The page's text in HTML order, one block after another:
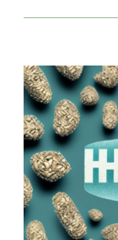
Zeige
grösseres
Bild